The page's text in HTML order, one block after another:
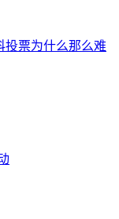
投票为什么那么难